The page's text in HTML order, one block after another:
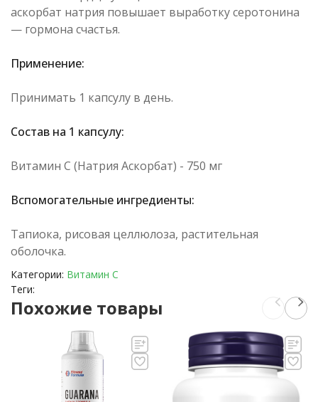
аскорбат натрия повышает выработку серотонина
— гормона счастья.
Применение:
Принимать 1 капсулу в день.
Состав на 1 капсулу:
Витамин С (Натрия Аскорбат) - 750 мг
Вспомогательные ингредиенты:
Тапиока, рисовая целлюлоза, растительная
оболочка.
Категории: Витамин C
Теги:
Похожие товары